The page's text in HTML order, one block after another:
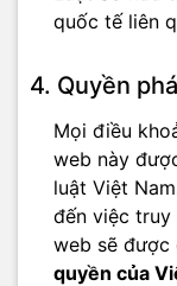
quốc tế liên
4. Quyền
Mọi điều
web này
luật Việt
đến việc truy
web sẽ được
quyền của